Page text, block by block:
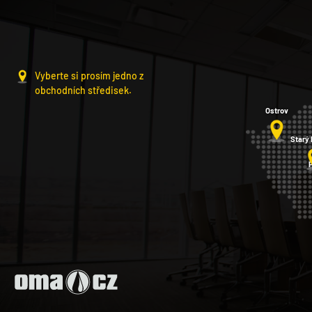
Vyberte si prosím jedno z
obchodních středisek.
Ostrov
Starý